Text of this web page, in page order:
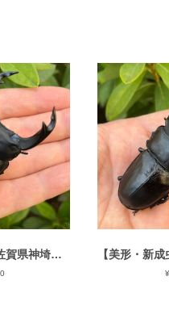
【美形・新成虫】佐賀県神埼郡神埼町産”オオクワガタペア（♂79mm） # 815311−101